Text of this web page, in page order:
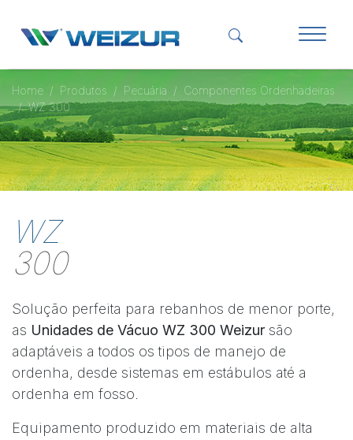
Home Produtos Pecuária
Componentes Ordenhadeiras
WZ 300
WZ
300
Solução perfeita para rebanhos de menor porte,
as Unidades de Vácuo WZ 300 Weizur são
adaptáveis a todos os tipos de manejo de
ordenha, desde sistemas em estábulos até a
ordenha em fosso.
Equipamento produzido em materiais de alta